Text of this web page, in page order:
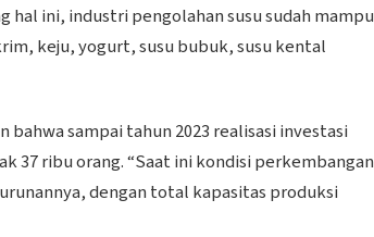
hal ini, industri pengolahan susu sudah mampu
keju, yogurt, susu bubuk, susu kental
sampai tahun 2023 realisasi investasi
37 ribu orang. “Saat ini kondisi perkembangan
dengan total kapasitas produksi